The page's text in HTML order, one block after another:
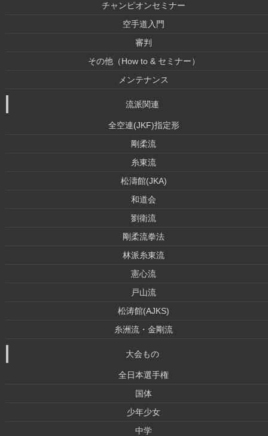
チャンピオンセミナー
空手道入門
審判
その他（How to & セミナー）
メンテナンス
流派関連
全空連(JKF)指定形
剛柔流
糸東流
松濤館(JKA)
和道会
劉衛流
剛柔流拳法
林派糸東流
憲心流
戸山流
松涛館(AJKS)
糸洲流・金剛流
大会もの
全日本選手権
国体
少年少女
中学